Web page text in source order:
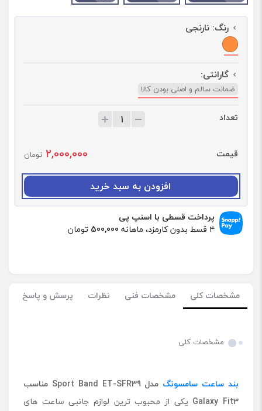
رنگ: نارنجی
گارانتی:
ضمانت سالم و اصلی بودن کالا
تعداد
:
ب
ن
د
س
م
ل
S
قیمت 2,000,000 تومان
افزودن به سبد خرید
پرداخت قسطی با اسنپ پی
۴ قسط بدون کارمزد، ماهانه
500,000 تومان
مشخصات کلی مشخصات فنی نظرات پرسش و پاسخ
مشخصات کلی
بند ساعت سامسونگ مدلSport Band ET-SFR39 مناسب
Galaxy Fit3 یکی از محبوب ترین لوازم جانبی ساعت های